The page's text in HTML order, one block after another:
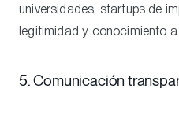
universidades, startups de
legitimidad y conocimiento
5. Comunicación